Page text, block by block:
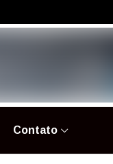
Contato